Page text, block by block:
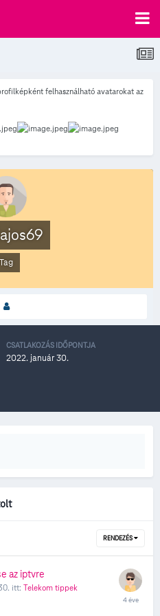
felhasználható avatarokat az
Tag
CSATLAKOZÁS IDŐPONTJA
2022. január 30.
RENDEZÉS
az iptvre
itt: Telekom tippek